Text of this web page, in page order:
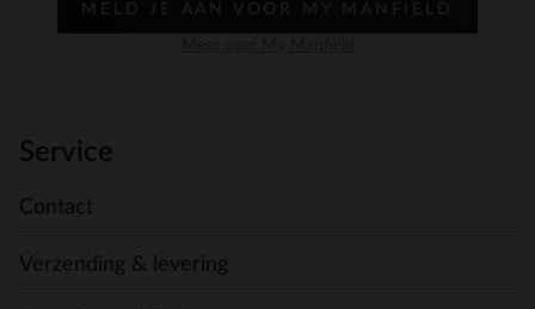
MELD JE AAN VOOR MY MANFIELD
Service
Contact
Verzending & levering